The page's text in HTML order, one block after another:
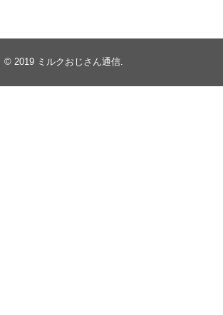
© 2019 ミルクおじさん通信.